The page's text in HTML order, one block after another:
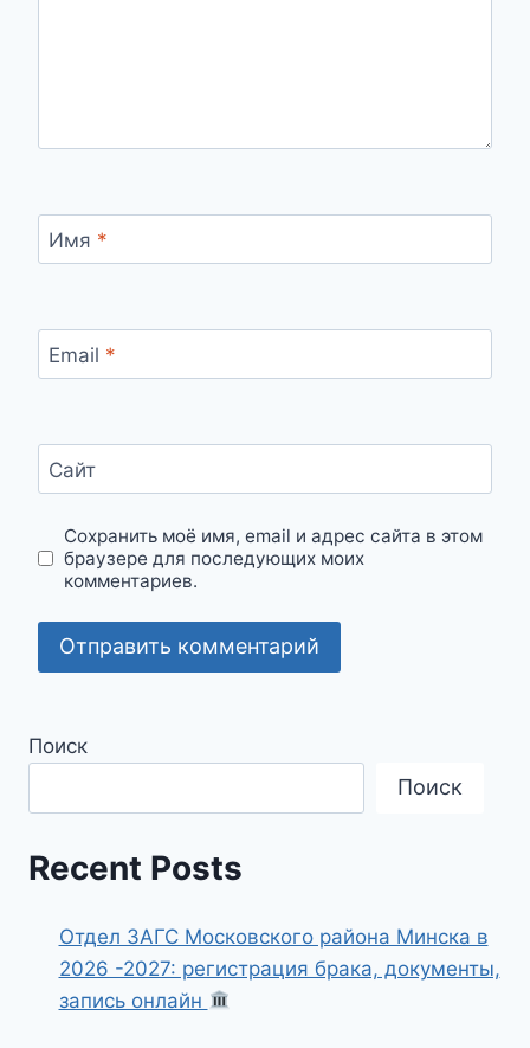
Имя *
Email *
Сайт
Сохранить моё имя, email и адрес сайта в этом
браузере для последующих моих
комментариев.
Поиск
Поиск
Recent Posts
Отдел ЗАГС Московского района Минска в
2026 -2027: регистрация брака, документы,
запись онлайн